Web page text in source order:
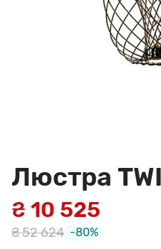
Люстра
₴ 10 525
₴ 52 624 -80%